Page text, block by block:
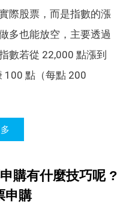
際股票，而是指數的漲
多也能放空，主要透過
數若從 22,000 點漲到
100 點（每點 200
購有什麼技巧呢 ?
申購